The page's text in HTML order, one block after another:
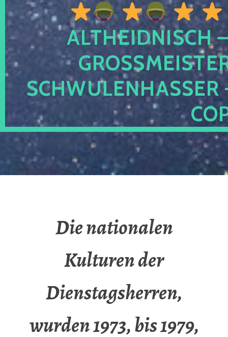
ALTHEIDNISCH
CHWULENHASSER
Die nationalen
Kulturen der
Dienstagsherren,
wurden 1973, bis 1979,